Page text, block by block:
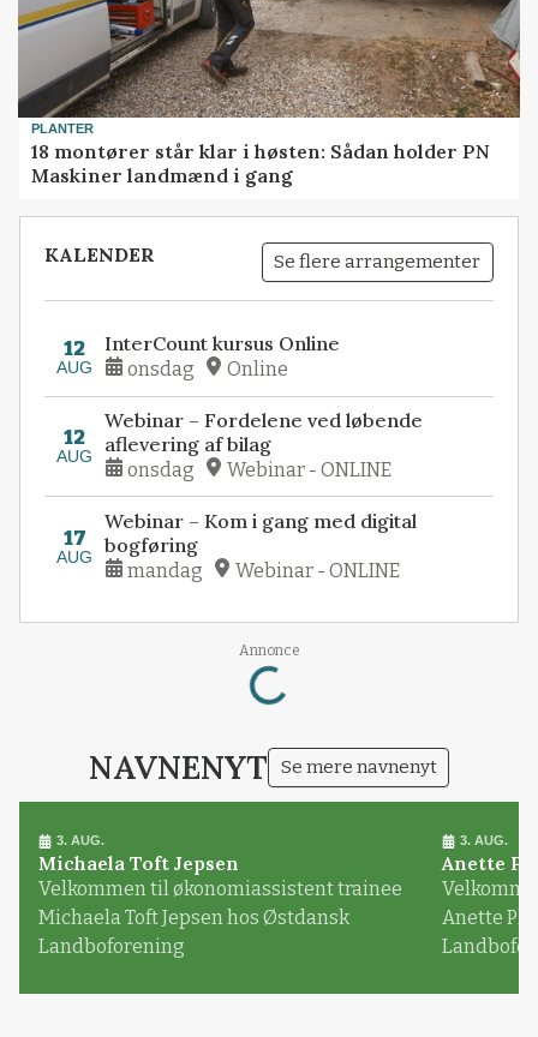
PLANTER
18 montører står klar i høsten: Sådan holder PN
Maskiner landmænd i gang
KALENDER Se flere arrangementer
12
AUG
InterCount kursus Online
onsdag Online
12
AUG
Webinar – Fordelene ved løbende
aflevering af bilag
onsdag Webinar - ONLINE
17
AUG
Webinar – Kom i gang med digital
bogføring
mandag Webinar - ONLINE
Annonce
Loading...
NAVNENYT Se mere navnenyt
3. AUG.
Michaela Toft Jepsen
Velkommen til økonomiassistent trainee
Michaela Toft Jepsen hos Østdansk
Landboforening
3. AUG.
Anette
Anette